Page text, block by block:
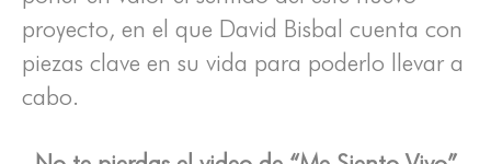
proyecto, en el que David Bisbal cuenta con
piezas clave en su vida para poderlo llevar a
cabo.